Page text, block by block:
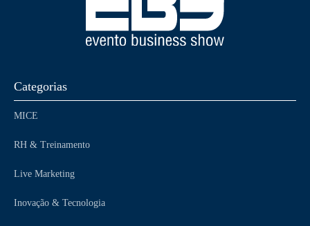
Categorias
MICE
RH & Treinamento
Live Marketing
Inovação & Tecnologia